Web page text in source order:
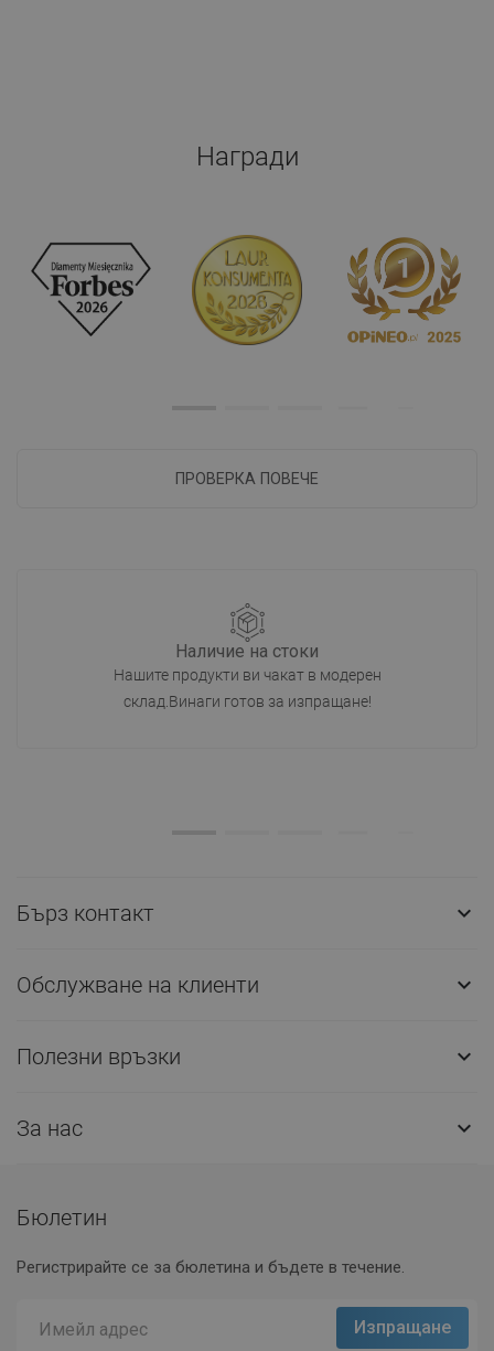
Награди
ПРОВЕРКА ПОВЕЧЕ
Наличие на стоки
Нашите продукти ви чакат в модерен
склад.Винаги готов за изпращане!
Бърз контакт 
Обслужване на клиенти 
Полезни връзки 
За нас 
Бюлетин
Регистрирайте се за бюлетина и бъдете в течение.